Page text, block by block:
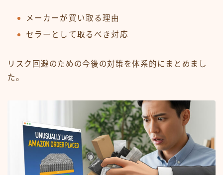
メーカーが買い取る理由
セラーとして取るべき対応
リスク回避のための今後の対策を体系的にまとめまし
た。